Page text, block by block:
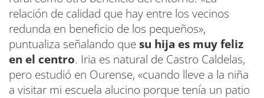
relación de calidad que hay entre los vecinos
redunda en beneficio de los pequeños»,
puntualiza señalando quesu hija es muy feliz
en el centro. Iria es natural de Castro Caldelas,
pero estudió en Ourense, «cuando lleve a la niña
a visitar mi escuela alucino porque tenía un patio